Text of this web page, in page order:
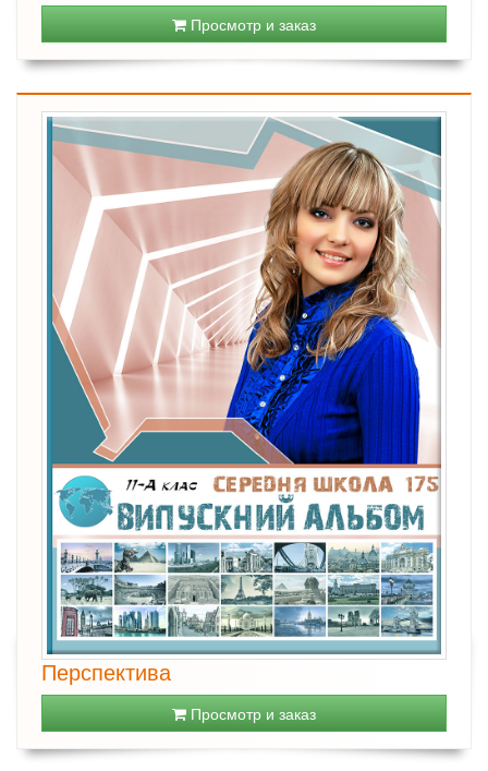
Просмотр и заказ
Перспектива
Просмотр и заказ